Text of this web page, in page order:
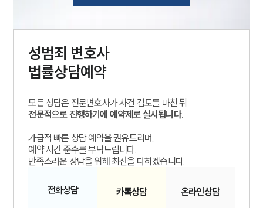
성범죄 변호사
법률상담예약
모든 상담은 전문변호사가 사건 검토를 마친 뒤
전문적으로 진행하기에 예약제로 실시됩니다.
가급적 빠른 상담 예약을 권유드리며,
예약 시간 준수를 부탁드립니다.
만족스러운 상담을 위해 최선을 다하겠습니다.
전화상담 카톡상담 온라인상담